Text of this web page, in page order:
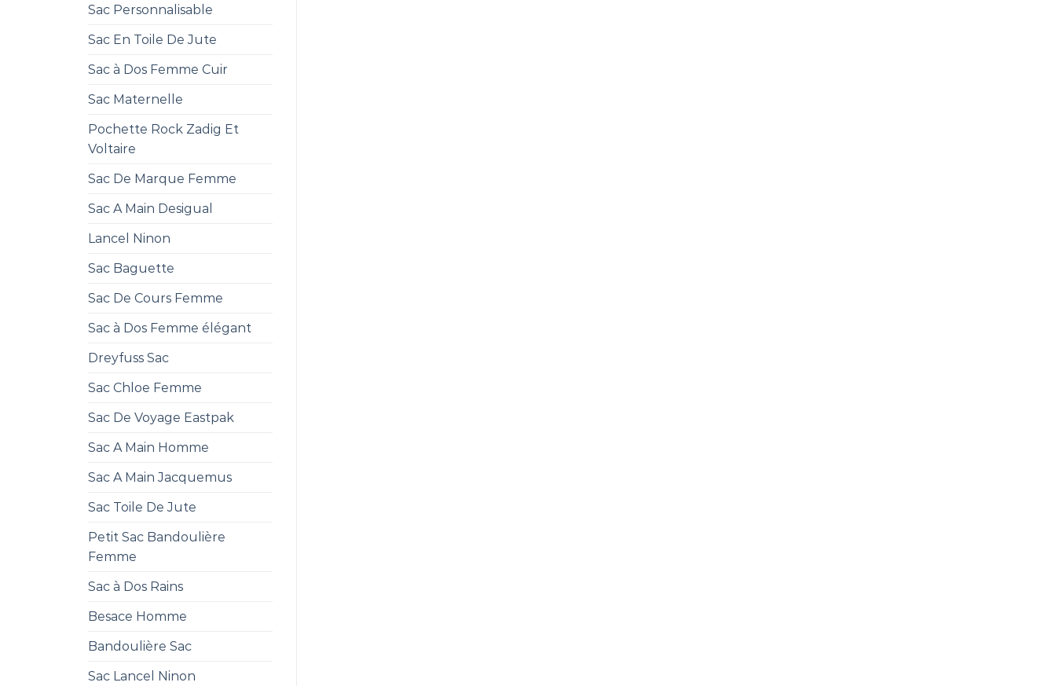
Sac Personnalisable
Sac En Toile De Jute
Sac à Dos Femme Cuir
Sac Maternelle
Pochette Rock Zadig Et
Voltaire
Sac De Marque Femme
Sac A Main Desigual
Lancel Ninon
Sac Baguette
Sac De Cours Femme
Sac à Dos Femme élégant
Dreyfuss Sac
Sac Chloe Femme
Sac De Voyage Eastpak
Sac A Main Homme
Sac A Main Jacquemus
Sac Toile De Jute
Petit Sac Bandoulière
Femme
Sac à Dos Rains
Besace Homme
Bandoulière Sac
Sac Lancel Ninon